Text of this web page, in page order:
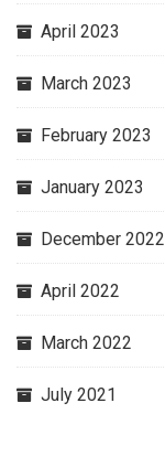
April 2023
March 2023
February 2023
January 2023
December 2022
April 2022
March 2022
July 2021